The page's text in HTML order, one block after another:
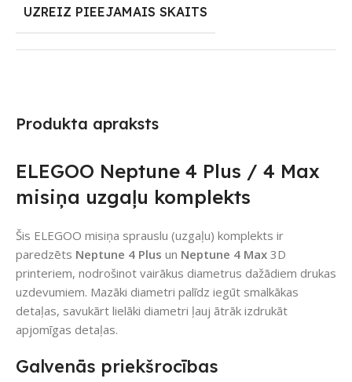
Produkta apraksts
ELEGOO Neptune 4 Plus / 4 Max
misiņa uzgaļu komplekts
Šis ELEGOO misiņa sprauslu (uzgaļu) komplekts ir
paredzēts Neptune 4 Plus un Neptune 4 Max 3D
printeriem, nodrošinot vairākus diametrus dažādiem drukas
uzdevumiem. Mazāki diametri palīdz iegūt smalkākas
detaļas, savukārt lielāki diametri ļauj ātrāk izdrukāt
apjomīgas detaļas.
Galvenās priekšrocības
UZREIZ PIEEJAMAIS SKAITS